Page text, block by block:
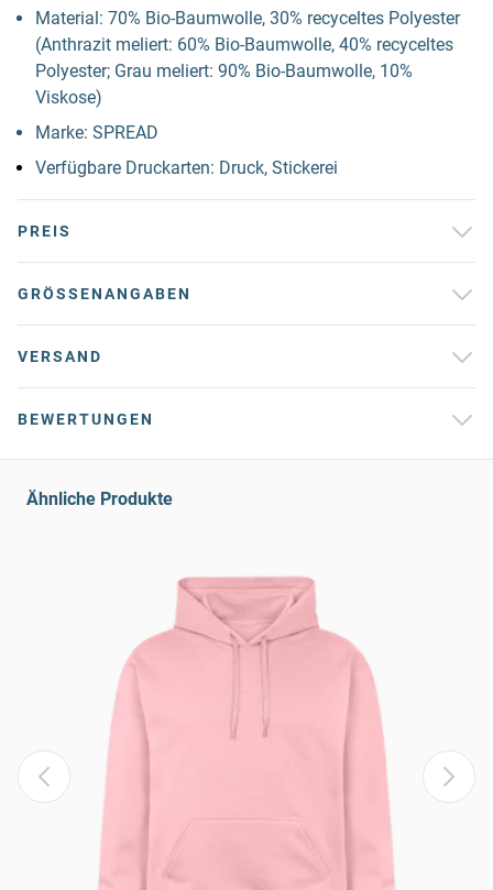
Material: 70% Bio-Baumwolle, 30% recyceltes Polyester
(Anthrazit meliert: 60% Bio-Baumwolle, 40% recyceltes
Polyester; Grau meliert: 90% Bio-Baumwolle, 10%
Viskose)
Marke: SPREAD
Verfügbare Druckarten: Druck, Stickerei
PREIS
GRÖSSENANGABEN
VERSAND
BEWERTUNGEN
Ähnliche Produkte